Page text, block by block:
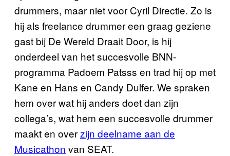
drummers, maar niet voor Cyril Directie. Zo is
hij als freelance drummer een graag geziene
gast bij De Wereld Draait Door, is hij
onderdeel van het succesvolle BNN-
programma Padoem Patsss en trad hij op met
Kane en Hans en Candy Dulfer. We spraken
hem over wat hij anders doet dan zijn
collega’s, wat hem een succesvolle drummer
maakt en overzijn deelname aan de
Musicathon van SEAT.